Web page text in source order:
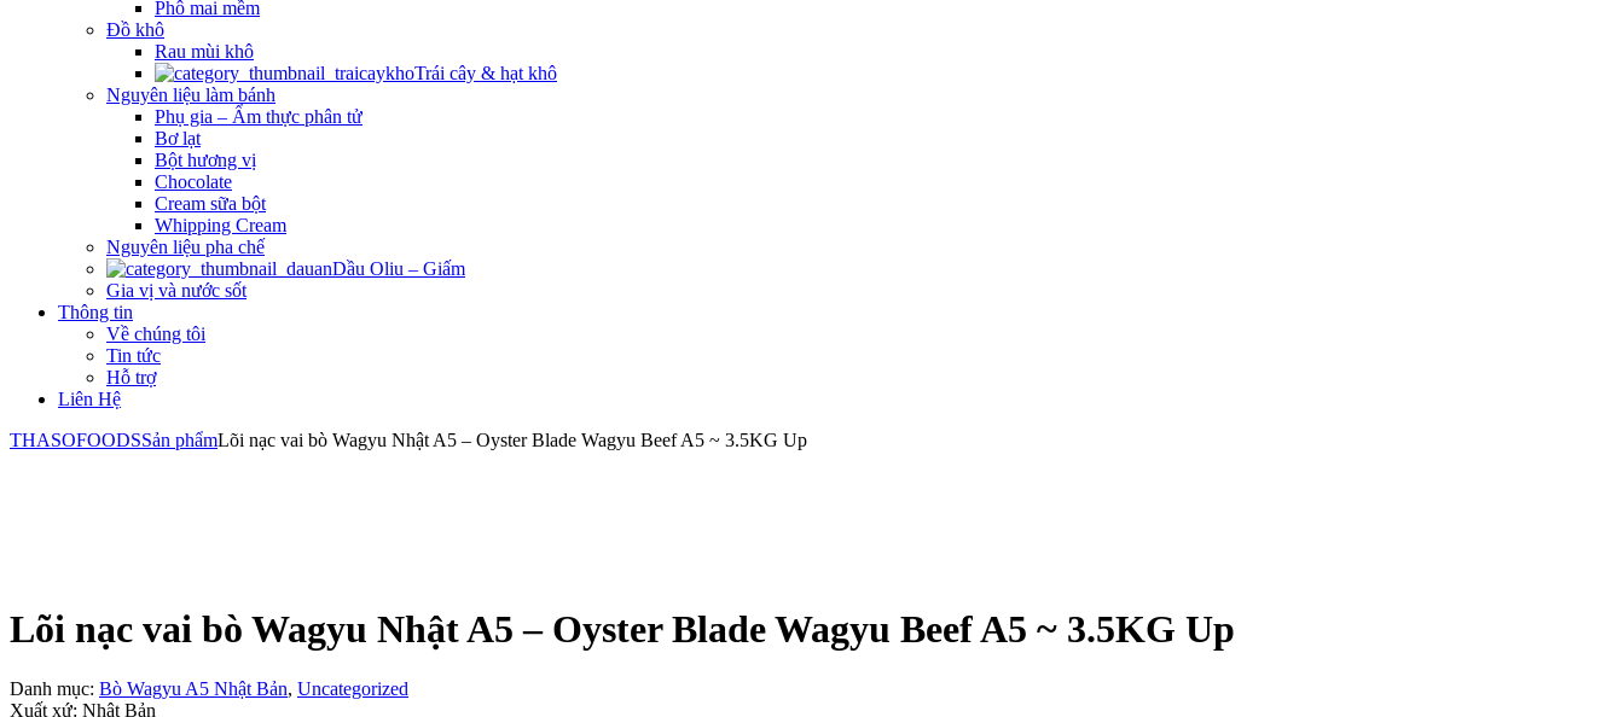
Phô mai mềm
Đồ khô
Rau mùi khô
Trái cây & hạt khô
Nguyên liệu làm bánh
Phụ gia – Ẩm thực phân tử
Bơ lạt
Bột hương vị
Chocolate
Cream sữa bột
Whipping Cream
Nguyên liệu pha chế
Dầu Oliu – Giấm
Gia vị và nước sốt
Thông tin
Về chúng tôi
Tin tức
Hỗ trợ
Liên Hệ
THASOFOODSSản phẩmLõi nạc vai bò Wagyu Nhật A5 – Oyster Blade Wagyu Beef A5 ~ 3.5KG Up
Lõi nạc vai bò Wagyu Nhật A5 – Oyster Blade Wagyu Beef A5 ~ 3.5KG Up
Danh mục: Bò Wagyu A5 Nhật Bản, Uncategorized
Xuất xứ: Nhật Bản